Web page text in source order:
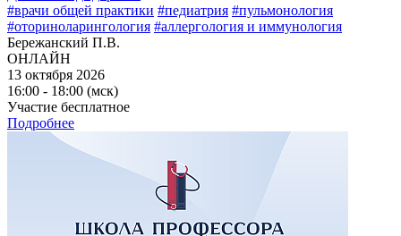
#врачи общей практики #педиатрия #пульмонология
#оториноларингология #аллергология и иммунология
Бережанский П.В.
ОНЛАЙН
13 октября 2026
16:00 - 18:00 (мск)
Участие бесплатное
Подробнее